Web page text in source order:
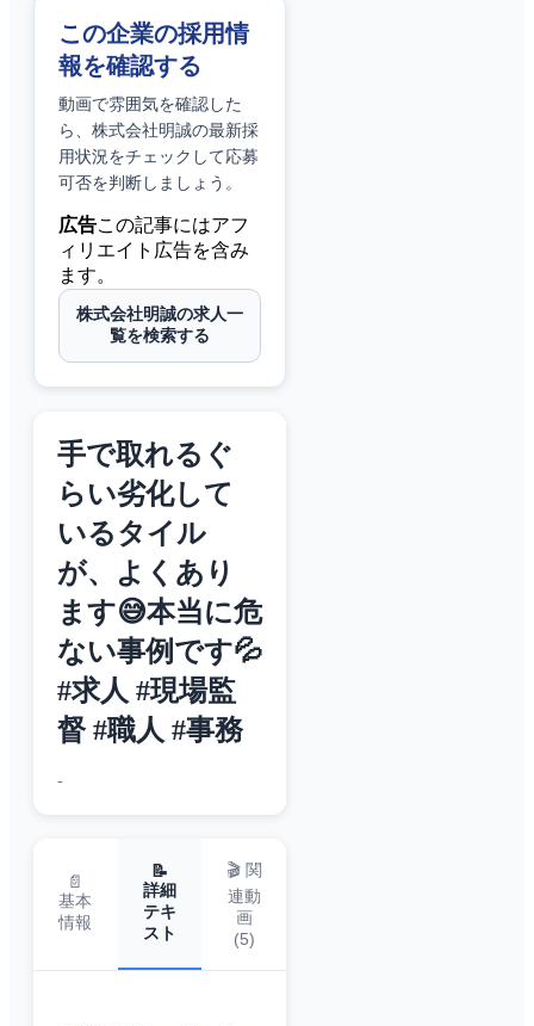
この企業の採用情
報を確認する
動画で雰囲気を確認した
ら、 株式会社明誠の最新採
用状況をチェックして応募
可否を判断しましょう。
広告この記事にはアフ
ィリエイト広告を含み
ます。
株式会社明誠の求人一
覧を検索する
手で取れるぐ
らい劣化して
いるタイル
が、よくあり
ます😅本当に危
ない事例です💦
#求人 #現場監
督 #職人 #事務
-
📄
基本
情報
📝
詳細
テキ
スト
🎬 関
連動
画
(5)